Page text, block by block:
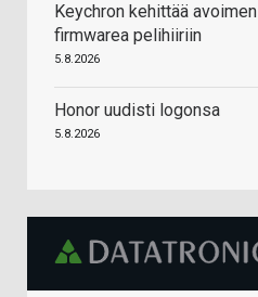
Keychron kehittää
firmwarea pelihiiriin
5.8.2026
Honor uudisti logonsa
5.8.2026